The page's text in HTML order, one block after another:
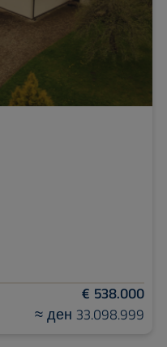
€ 538.000
≈ ден 33.098.999